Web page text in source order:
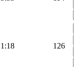
1:18 126